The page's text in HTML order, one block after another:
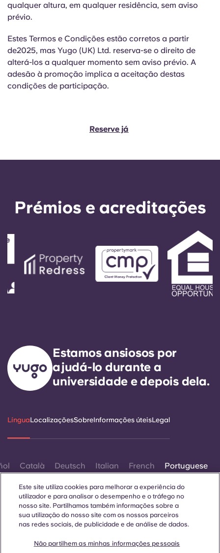
qualquer altura, em qualquer residência, sem aviso
prévio.
Estes Termos e Condições estão corretos a partir
de2025, mas Yugo (UK) Ltd. reserva-se o direito de
alterá-los a qualquer momento sem aviso prévio. A
adesão à promoção implica a aceitação destas
condições de participação.
Reserve já
Prémios e acreditações
Estamos ansiosos por
ajudá-lo durante a
universidade e depois dela.
LínguaLocalizaçõesSobreInformações úteisLegal
Català Deutsch Italian French Portuguese
Este site utiliza cookies para melhorar a experiência do
utilizador e para analisar o desempenho e o tráfego no
nosso site. Partilhamos também informações sobre a
sua utilização do nosso site com os nossos parceiros
nas redes sociais, de publicidade e de análise de dados.
Não partilhem as minhas informações pessoais